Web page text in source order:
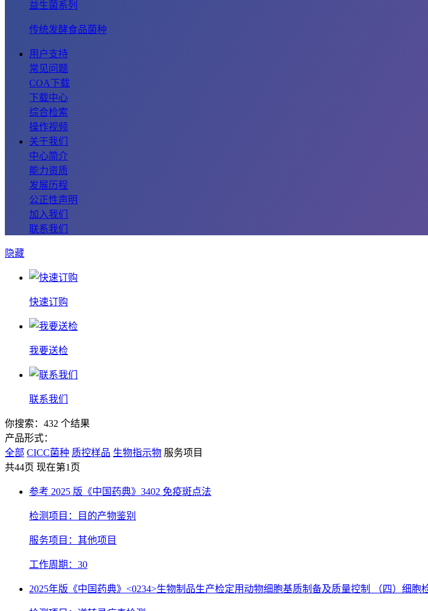
益生菌系列
传统发酵食品菌种
用户支持
常见问题
COA下载
下载中心
综合检索
操作视频
关于我们
中心简介
能力资质
发展历程
公正性声明
加入我们
联系我们
隐藏
快速订购
我要送检
联系我们
你搜索：432 个结果
产品形式：
全部 CICC菌种 质控样品 生物指示物 服务项目
共44页 现在第1页
参考 2025 版《中国药典》3402 免疫斑点法
检测项目：目的产物鉴别
服务项目：其他项目
工作周期：30
2025年版《中国药典》<0234>生物制品生产检定用动物细胞基质制备及质量控制 （四）细